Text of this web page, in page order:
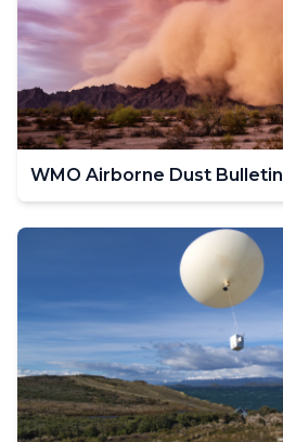
WMO Airborne Dust Bulletin